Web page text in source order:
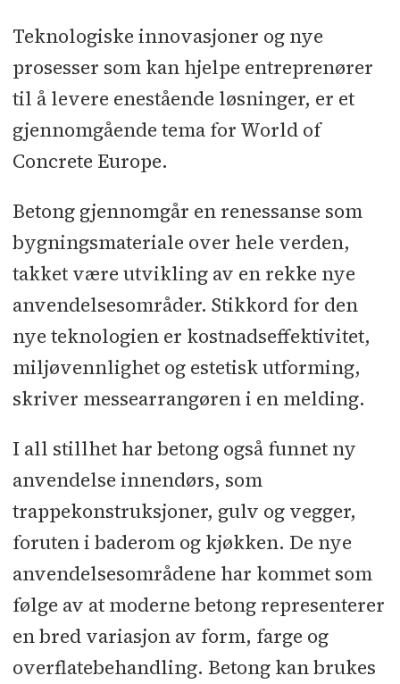
Teknologiske innovasjoner og nye
prosesser som kan hjelpe entreprenører
til å levere enestående løsninger, er et
gjennomgående tema for World of
Concrete Europe.
Betong gjennomgår en renessanse som
bygningsmateriale over hele verden,
takket være utvikling av en rekke nye
anvendelsesområder. Stikkord for den
nye teknologien er kostnadseffektivitet,
miljøvennlighet og estetisk utforming,
skriver messearrangøren i en melding.
I all stillhet har betong også funnet ny
anvendelse innendørs, som
trappekonstruksjoner, gulv og vegger,
foruten i baderom og kjøkken. De nye
anvendelsesområdene har kommet som
følge av at moderne betong representerer
en bred variasjon av form, farge og
overflatebehandling. Betong kan brukes